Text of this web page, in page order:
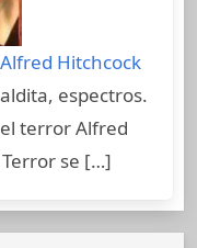
Hitchcock
espectros.
terror Alfred
Terror se […]